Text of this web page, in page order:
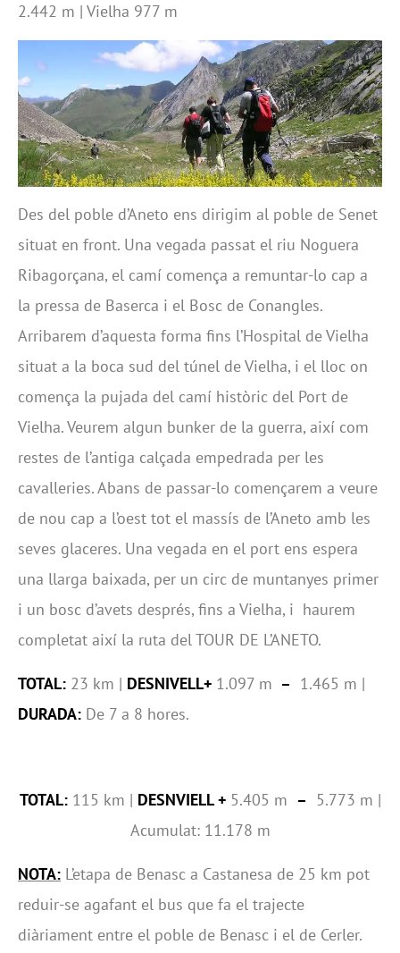
2.442 m | Vielha 977 m
Des del poble d’Aneto ens dirigim al poble de Senet
situat en front. Una vegada passat el riu Noguera
Ribagorçana, el camí comença a remuntar-lo cap a
la pressa de Baserca i el Bosc de Conangles.
Arribarem d’aquesta forma fins l’Hospital de Vielha
situat a la boca sud del túnel de Vielha, i el lloc on
comença la pujada del camí històric del Port de
Vielha. Veurem algun bunker de la guerra, així com
restes de l’antiga calçada empedrada per les
cavalleries. Abans de passar-lo començarem a veure
de nou cap a l’oest tot el massís de l’Aneto amb les
seves glaceres. Una vegada en el port ens espera
una llarga baixada, per un circ de muntanyes primer
i un bosc d’avets després, fins a Vielha, i haurem
completat així la ruta del TOUR DE L’ANETO.
TOTAL: 23 km | DESNIVELL+ 1.097 m – 1.465 m |
DURADA: De 7 a 8 hores.
TOTAL: 115 km | DESNVIELL +5.405 m – 5.773 m |
Acumulat: 11.178 m
NOTA: L’etapa de Benasc a Castanesa de 25 km pot
reduir-se agafant el bus que fa el trajecte
diàriament entre el poble de Benasc i el de Cerler.